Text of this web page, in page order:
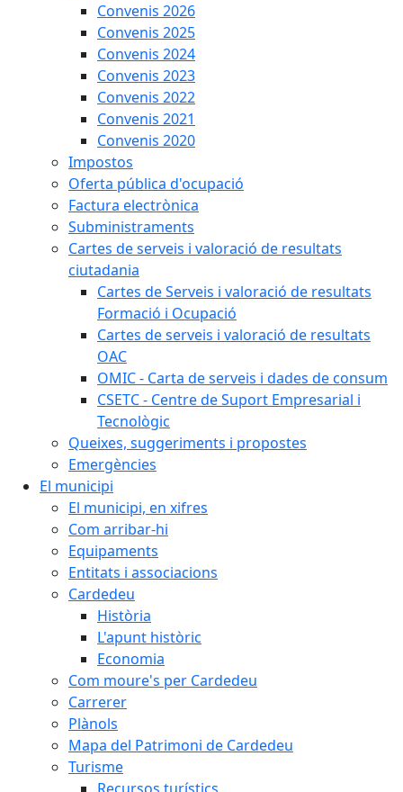
Convenis 2026
Convenis 2025
Convenis 2024
Convenis 2023
Convenis 2022
Convenis 2021
Convenis 2020
Impostos
Oferta pública d'ocupació
Factura electrònica
Subministraments
Cartes de serveis i valoració de resultats
ciutadania
Cartes de Serveis i valoració de resultats
Formació i Ocupació
Cartes de serveis i valoració de resultats
OAC
OMIC - Carta de serveis i dades de consum
CSETC - Centre de Suport Empresarial i
Tecnològic
Queixes, suggeriments i propostes
Emergències
El municipi
El municipi, en xifres
Com arribar-hi
Equipaments
Entitats i associacions
Cardedeu
Història
L'apunt històric
Economia
Com moure's per Cardedeu
Carrerer
Plànols
Mapa del Patrimoni de Cardedeu
Turisme